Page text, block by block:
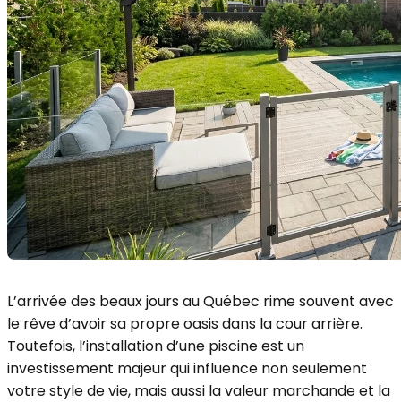
L’arrivée des beaux jours au Québec rime souvent avec
le rêve d’avoir sa propre oasis dans la cour arrière.
Toutefois, l’installation d’une piscine est un
investissement majeur qui influence non seulement
votre style de vie, mais aussi la valeur marchande et la